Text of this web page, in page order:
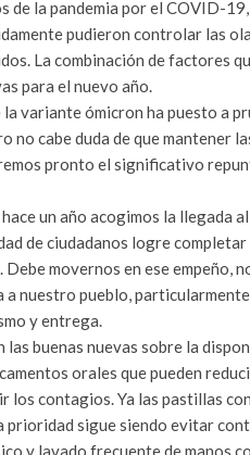
de la pandemia por el COVID-
pudieron controlar las
La combinación de factores
para el nuevo año.
variante ómicron ha puesto a
no cabe duda de que mantener
pronto el significativo
un año acogimos la llegada
de ciudadanos logre
movernos en ese empeño,
nuestro pueblo,
y entrega.
buenas nuevas sobre la
orales que pueden
los contagios. Ya las pastillas
prioridad sigue siendo evitar
y lavado frecuente de manos